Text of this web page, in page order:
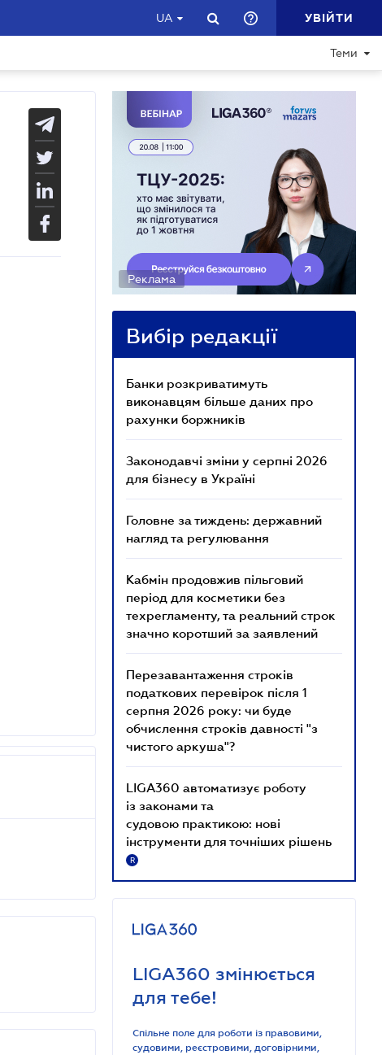
UA УВІЙТИ
Теми
Реклама
Вибір редакції
Банки розкриватимуть
виконавцям більше даних про
рахунки боржників
Законодавчі зміни у серпні 2026
для бізнесу в Україні
Головне за тиждень: державний
нагляд та регулювання
Кабмін продовжив пільговий
період для косметики без
техрегламенту, та реальний строк
значно коротший за заявлений
Перезавантаження строків
податкових перевірок після 1
серпня 2026 року: чи буде
обчислення строків давності "з
чистого аркуша"?
LIGA360 автоматизує роботу
із законами та
судовою практикою: нові
інструменти для точніших рішень
R
LIGA360 змінюється
для тебе!
Спільне поле для роботи із правовими,
судовими, реєстровими, договірними,